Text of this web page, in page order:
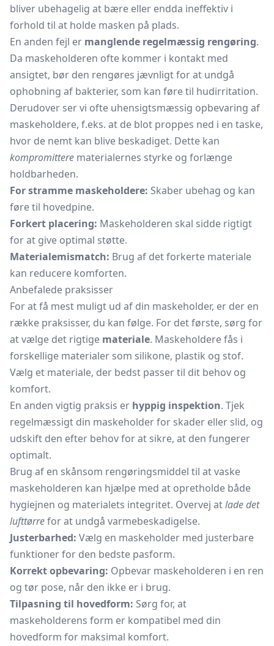
bliver ubehagelig at bære eller endda ineffektiv i
forhold til at holde masken på plads.
En anden fejl er manglende regelmæssig rengøring.
Da maskeholderen ofte kommer i kontakt med
ansigtet, bør den rengøres jævnligt for at undgå
ophobning af bakterier, som kan føre til hudirritation.
Derudover ser vi ofte uhensigtsmæssig opbevaring af
maskeholdere, f.eks. at de blot proppes ned i en taske,
hvor de nemt kan blive beskadiget. Dette kan
kompromittere materialernes styrke og forlænge
holdbarheden.
For stramme maskeholdere: Skaber ubehag og kan
føre til hovedpine.
Forkert placering: Maskeholderen skal sidde rigtigt
for at give optimal støtte.
Materialemismatch: Brug af det forkerte materiale
kan reducere komforten.
Anbefalede praksisser
For at få mest muligt ud af din maskeholder, er der en
række praksisser, du kan følge. For det første, sørg for
at vælge det rigtige materiale. Maskeholdere fås i
forskellige materialer som silikone, plastik og stof.
Vælg et materiale, der bedst passer til dit behov og
komfort.
En anden vigtig praksis er hyppig inspektion. Tjek
regelmæssigt din maskeholder for skader eller slid, og
udskift den efter behov for at sikre, at den fungerer
optimalt.
Brug af en skånsom rengøringsmiddel til at vaske
maskeholderen kan hjælpe med at opretholde både
hygiejnen og materialets integritet. Overvej atlade det
lufttørrefor at undgå varmebeskadigelse.
Justerbarhed: Vælg en maskeholder med justerbare
funktioner for den bedste pasform.
Korrekt opbevaring: Opbevar maskeholderen i en ren
og tør pose, når den ikke er i brug.
Tilpasning til hovedform: Sørg for, at
maskeholderens form er kompatibel med din
hovedform for maksimal komfort.